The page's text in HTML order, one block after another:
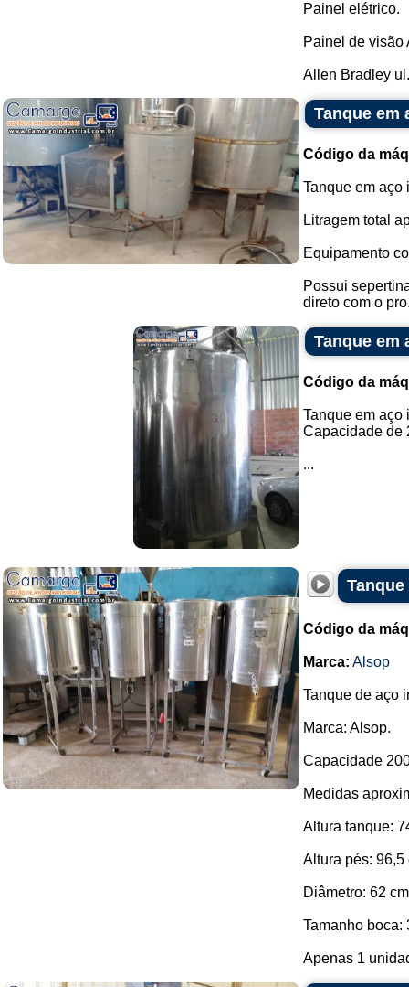
Painel elétrico.
Painel de visão
Allen Bradley
Tanque em
Código da
Tanque em aço
Litragem total
Equipamento
Possui
direto com o
Tanque em
Código da
Tanque em aço
Capacidade de
...
Código da
Marca: Alsop
Tanque de aço
Marca: Alsop.
Capacidade
Medidas
Altura tanque:
Altura pés: 96,5
Diâmetro: 62
Tamanho boca:
Apenas 1